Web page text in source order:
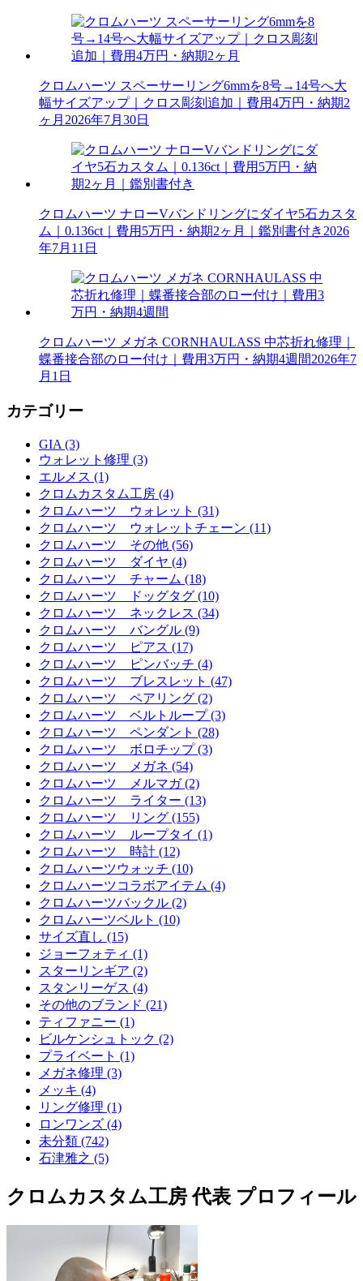
クロムハーツ スペーサーリング6mmを8号→14号へ大
幅サイズアップ｜クロス彫刻追加｜費用4万円・納期2
ヶ月 2026年7月30日
クロムハーツ ナローVバンドリングにダイヤ5石カスタ
ム｜0.136ct｜費用5万円・納期2ヶ月｜鑑別書付き 2026
年7月11日
クロムハーツ メガネ CORNHAULASS 中芯折れ修理｜
蝶番接合部のロー付け｜費用3万円・納期4週間2026年7
月1日
カテゴリー
GIA (3)
ウォレット修理 (3)
エルメス (1)
クロムカスタム工房 (4)
クロムハーツ ウォレット (31)
クロムハーツ ウォレットチェーン (11)
クロムハーツ その他 (56)
クロムハーツ ダイヤ (4)
クロムハーツ チャーム (18)
クロムハーツ ドッグタグ (10)
クロムハーツ ネックレス (34)
クロムハーツ バングル (9)
クロムハーツ ピアス (17)
クロムハーツ ピンバッチ (4)
クロムハーツ ブレスレット (47)
クロムハーツ ペアリング (2)
クロムハーツ ベルトループ (3)
クロムハーツ ペンダント (28)
クロムハーツ ボロチップ (3)
クロムハーツ メガネ (54)
クロムハーツ メルマガ (2)
クロムハーツ ライター (13)
クロムハーツ リング (155)
クロムハーツ ループタイ (1)
クロムハーツ 時計 (12)
クロムハーツウォッチ (10)
クロムハーツコラボアイテム (4)
クロムハーツバックル (2)
クロムハーツベルト (10)
サイズ直し (15)
ジョーフォティ (1)
スターリンギア (2)
スタンリーゲス (4)
その他のブランド (21)
ティファニー (1)
ビルケンシュトック (2)
プライベート (1)
メガネ修理 (3)
メッキ (4)
リング修理 (1)
ロンワンズ (4)
未分類 (742)
石津雅之 (5)
クロムカスタム工房 代表 プロフィール